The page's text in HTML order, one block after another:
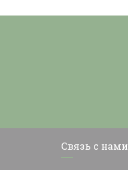
Связь с нами